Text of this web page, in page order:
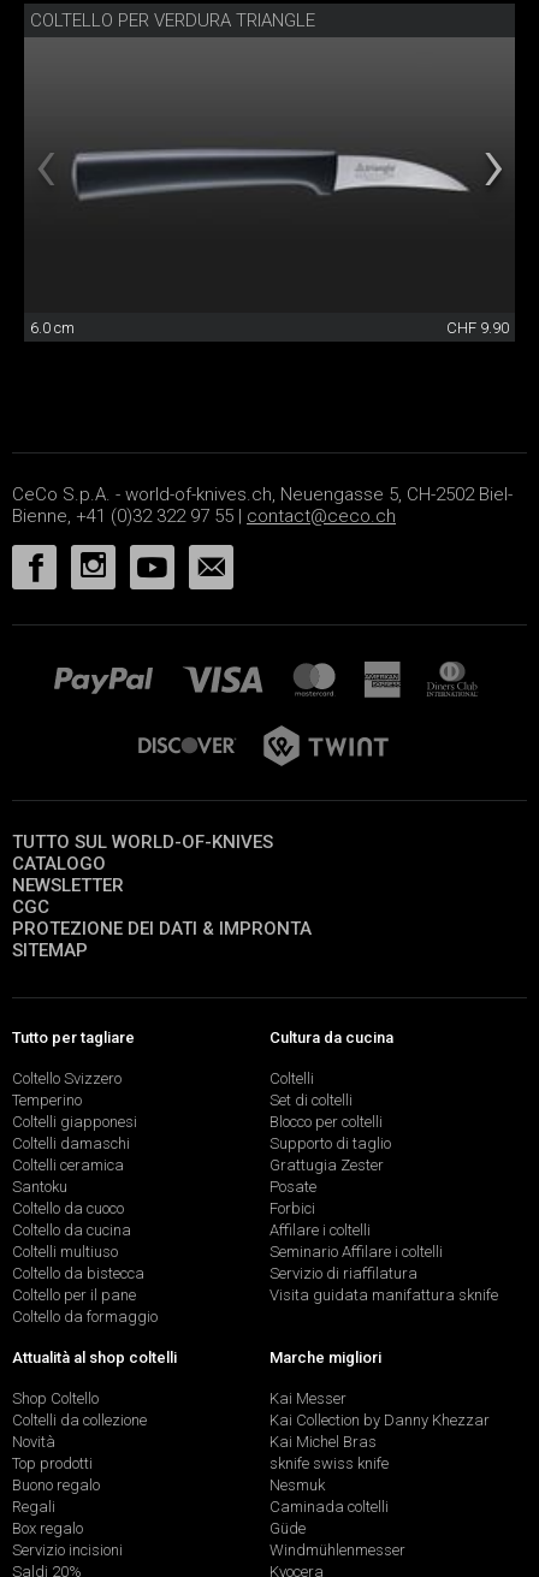
COLTELLO PER VERDURA TRIANGLE
6.0 cm CHF 9.90
CeCo S.p.A. - world-of-knives.ch, Neuengasse 5, CH-2502 Biel-
Bienne, +41 (0)32 322 97 55 | contact@ceco.ch
TUTTO SUL WORLD-OF-KNIVES
CATALOGO
NEWSLETTER
CGC
PROTEZIONE DEI DATI & IMPRONTA
SITEMAP
Tutto per tagliare
Coltello Svizzero
Temperino
Coltelli giapponesi
Coltelli damaschi
Coltelli ceramica
Santoku
Coltello da cuoco
Coltello da cucina
Coltelli multiuso
Coltello da bistecca
Coltello per il pane
Coltello da formaggio
Cultura da cucina
Coltelli
Set di coltelli
Blocco per coltelli
Supporto di taglio
Grattugia Zester
Posate
Forbici
Affilare i coltelli
Seminario Affilare i coltelli
Servizio di riaffilatura
Visita guidata manifattura sknife
Attualità al shop coltelli
Shop Coltello
Coltelli da collezione
Novità
Top prodotti
Buono regalo
Regali
Box regalo
Servizio incisioni
Saldi 20%
Marche migliori
Kai Messer
Kai Collection by Danny Khezzar
Kai Michel Bras
sknife swiss knife
Nesmuk
Caminada coltelli
Güde
Windmühlenmesser
Kyocera